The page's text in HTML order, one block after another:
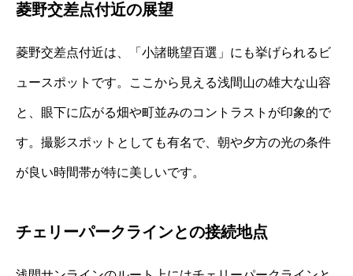
菱野交差点付近の展望
菱野交差点付近は、「小諸眺望百選」にも挙げられるビ
ュースポットです。ここから見える浅間山の雄大な山容
と、眼下に広がる畑や町並みのコントラストが印象的で
す。撮影スポットとしても有名で、朝や夕方の光の条件
が良い時間帯が特に美しいです。
チェリーパークラインとの接続地点